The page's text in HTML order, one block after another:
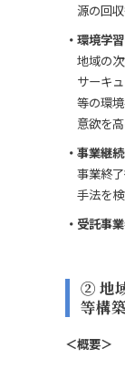
源の回
環境学
地域の
サーキ
等の環
意欲を高
事業継
事業終
手法を検
受託事
② 地
等構
＜概要＞